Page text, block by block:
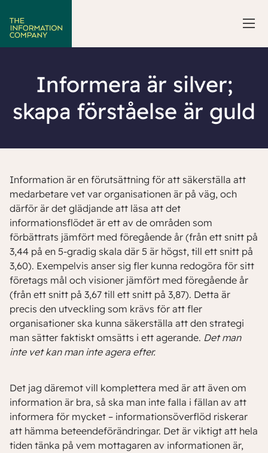
Informera är silver;
skapa förståelse är guld
Information är en förutsättning för att säkerställa att
medarbetare vet var organisationen är på väg, och
därför är det glädjande att läsa att det
informationsflödet är ett av de områden som
förbättrats jämfört med föregående år (från ett snitt på
3,44 på en 5-gradig skala där 5 är högst, till ett snitt på
3,60). Exempelvis anser sig fler kunna redogöra för sitt
företags mål och visioner jämfört med föregående år
(från ett snitt på 3,67 till ett snitt på 3,87). Detta är
precis den utveckling som krävs för att fler
organisationer ska kunna säkerställa att den strategi
man sätter faktiskt omsätts i ett agerande. Det man
inte vet kan man inte agera efter.
Det jag däremot vill komplettera med är att även om
information är bra, så ska man inte falla i fällan av att
informera för mycket – informationsöverflöd riskerar
att hämma beteendeförändringar. Det är viktigt att hela
tiden tänka på vem mottagaren av informationen är,